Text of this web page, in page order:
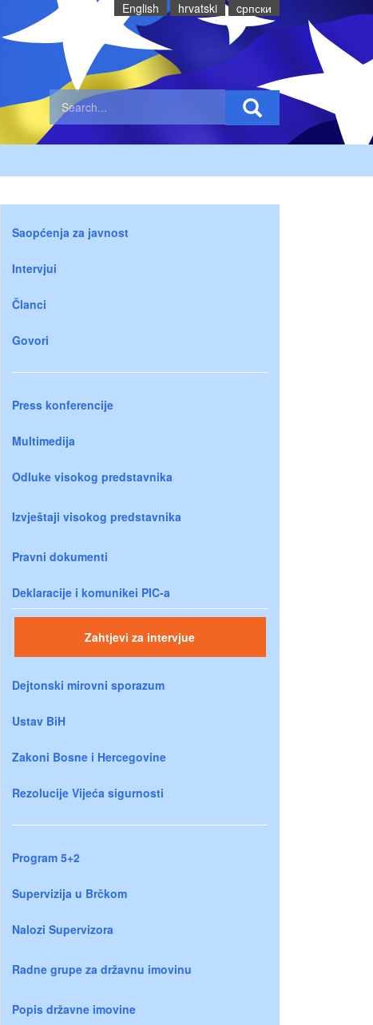
English hrvatski cрпски
Saopćenja za javnost
Intervjui
Članci
Govori
Press konferencije
Multimedija
Odluke visokog predstavnika
Izvještaji visokog predstavnika
Pravni dokumenti
Deklaracije i komunikei PIC-a
Zahtjevi za intervjue
Dejtonski mirovni sporazum
Ustav BiH
Zakoni Bosne i Hercegovine
Rezolucije Vijeća sigurnosti
Program 5+2
Supervizija u Brčkom
Nalozi Supervizora
Radne grupe za državnu imovinu
Popis državne imovine